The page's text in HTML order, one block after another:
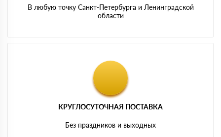
В любую точку Санкт-Петербурга и Ленинградской
области
КРУГЛОСУТОЧНАЯ ПОСТАВКА
Без праздников и выходных